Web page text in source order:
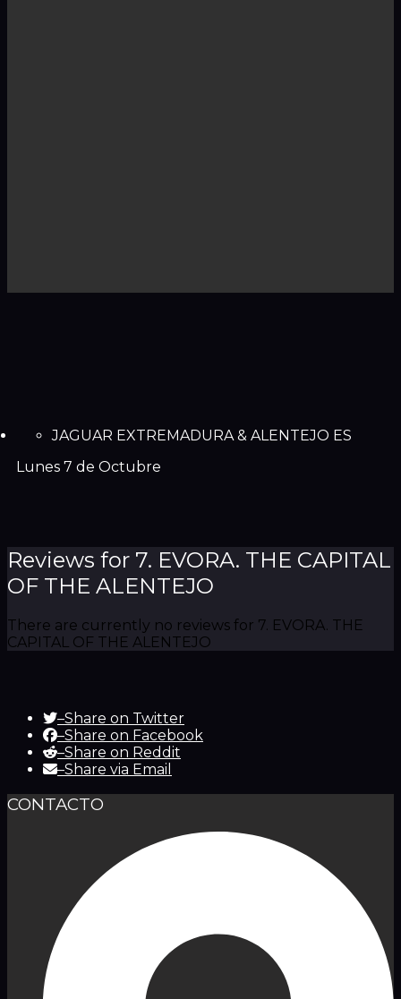
JAGUAR EXTREMADURA & ALENTEJO ES
Lunes 7 de Octubre
Reviews for 7. EVORA. THE CAPITAL
OF THE ALENTEJO
There are currently no reviews for 7. EVORA. THE
CAPITAL OF THE ALENTEJO
–Share on Twitter
–Share on Facebook
–Share on Reddit
–Share via Email
CONTACTO